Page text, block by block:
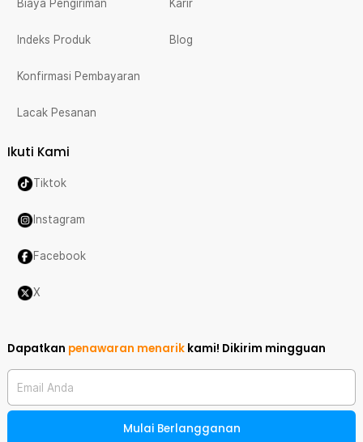
Biaya Pengiriman
Indeks Produk
Konfirmasi Pembayaran
Lacak Pesanan
Karir
Blog
Ikuti Kami
Tiktok
Instagram
Facebook
X
Dapatkan penawaran menarik kami! Dikirim mingguan
Email Anda
Mulai Berlangganan